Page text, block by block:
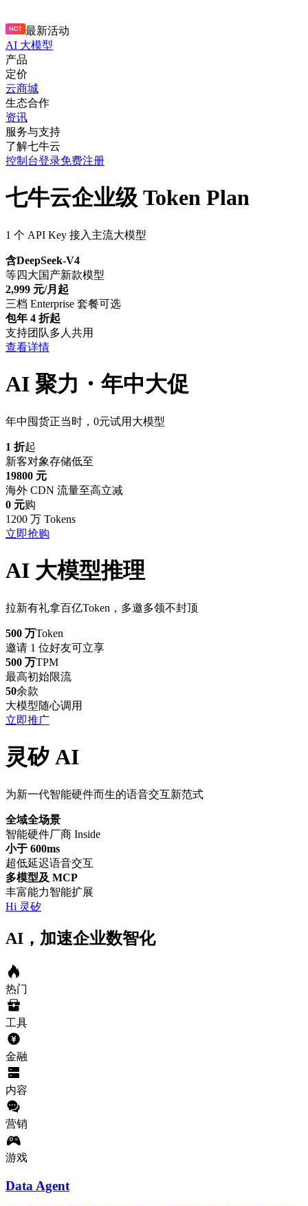
最新活动
AI 大模型
产品
定价
云商城
生态合作
资讯
服务与支持
了解七牛云
控制台登录免费注册
七牛云企业级 Token Plan
1 个 API Key 接入主流大模型
含DeepSeek-V4
等四大国产新款模型
2,999 元/月起
三档 Enterprise 套餐可选
包年 4 折起
支持团队多人共用
查看详情
AI 聚力・年中大促
年中囤货正当时，0元试用大模型
1 折起
新客对象存储低至
19800 元
海外 CDN 流量至高立减
0 元购
1200 万 Tokens
立即抢购
AI 大模型推理
拉新有礼拿百亿Token，多邀多领不封顶
500 万Token
邀请 1 位好友可立享
500 万TPM
最高初始限流
50余款
大模型随心调用
立即推广
灵矽 AI
为新一代智能硬件而生的语音交互新范式
全域全场景
智能硬件厂商 Inside
小于 600ms
超低延迟语音交互
多模型及 MCP
丰富能力智能扩展
Hi 灵矽
AI，加速企业数智化
热门
工具
金融
内容
营销
游戏
Data Agent